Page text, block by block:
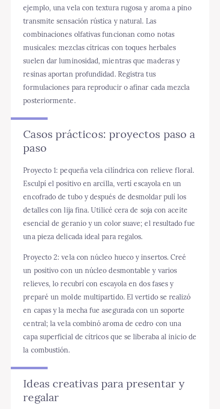
ejemplo, una vela con textura rugosa y aroma a pino
transmite sensación rústica y natural. Las
combinaciones olfativas funcionan como notas
musicales: mezclas cítricas con toques herbales
suelen dar luminosidad, mientras que maderas y
resinas aportan profundidad. Registra tus
formulaciones para reproducir o afinar cada mezcla
posteriormente.
Casos prácticos: proyectos paso a
paso
Proyecto 1: pequeña vela cilíndrica con relieve floral.
Esculpí el positivo en arcilla, vertí escayola en un
encofrado de tubo y después de desmoldar pulí los
detalles con lija fina. Utilicé cera de soja con aceite
esencial de geranio y un color suave; el resultado fue
una pieza delicada ideal para regalos.
Proyecto 2: vela con núcleo hueco y insertos. Creé
un positivo con un núcleo desmontable y varios
relieves, lo recubrí con escayola en dos fases y
preparé un molde multipartido. El vertido se realizó
en capas y la mecha fue asegurada con un soporte
central; la vela combinó aroma de cedro con una
capa superficial de cítricos que se liberaba al inicio de
la combustión.
Ideas creativas para presentar y
regalar